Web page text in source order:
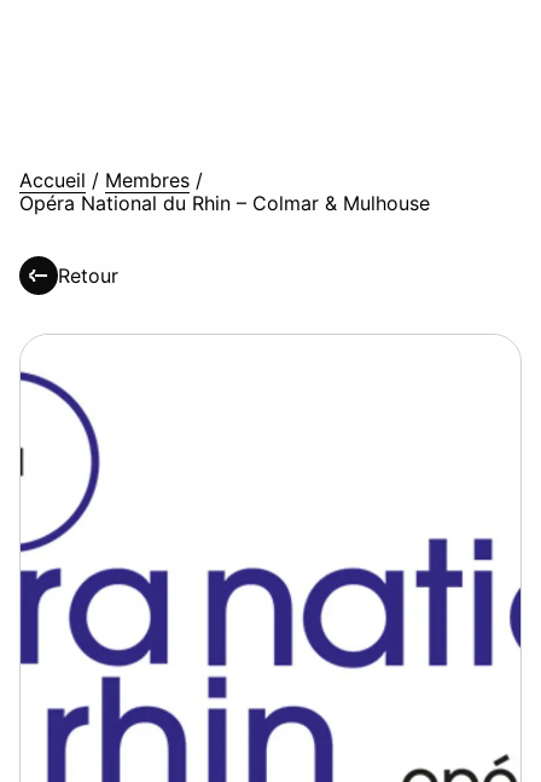
Accueil / Membres /
Opéra National du Rhin – Colmar & Mulhouse
Retour